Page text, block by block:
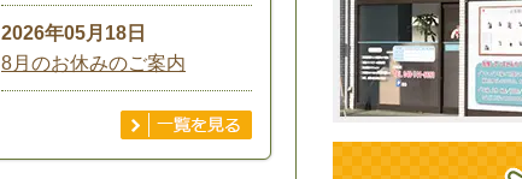
2026年05月18日
8月のお休みのご案内